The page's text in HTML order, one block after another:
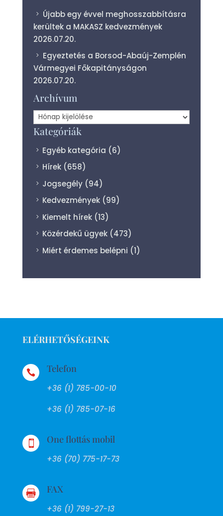
Újabb egy évvel meghosszabbításra
kerültek a MAKASZ kedvezmények
2026.07.20.
Egyeztetés a Borsod-Abaúj-Zemplén
Vármegyei Főkapitányságon
2026.07.20.
Archívum
Archívum
Kategóriák
Egyéb kategória (6)
Hírek (658)
Jogsegély (94)
Kedvezmények (99)
Kiemelt hírek (13)
Közérdekű ügyek (473)
Miért érdemes belépni (1)
ELÉRHETŐSÉGEINK
 Telefon
+36 (1) 785-00-10
+36 (1) 785-07-16
 One flottás mobil
+36 (70) 775-17-73
 FAX
+36 (1) 799-27-13